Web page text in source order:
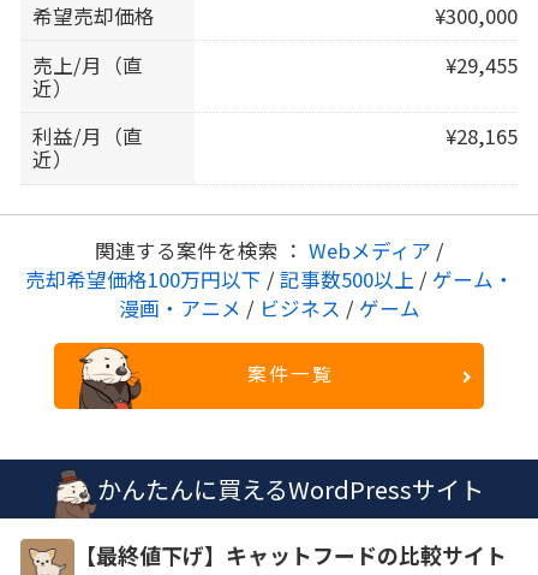
希望売却価格
¥300,000
売上/月（直
近）
¥29,455
利益/月（直
近）
¥28,165
関連する案件を検索 ： Webメディア /
売却希望価格100万円以下 / 記事数500以上 / ゲーム・
漫画・アニメ / ビジネス / ゲーム
案件一覧
かんたんに買えるWordPressサイト
【最終値下げ】キャットフードの比較サイト